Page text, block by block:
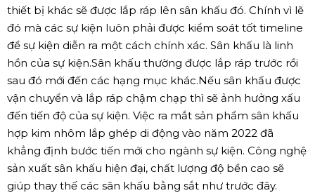
thiết bị khác sẽ được lắp ráp lên sân khấu đó. Chính vì lẽ
đó mà các sự kiện luôn phải được kiểm soát tốt timeline
để sự kiện diễn ra một cách chính xác. Sân khấu là linh
hồn của sự kiện.Sân khấu thường được lắp ráp trước rồi
sau đó mới đến các hạng mục khác.Nếu sân khấu được
vận chuyển và lắp ráp chậm chạp thì sẽ ảnh hưởng xấu
đến tiến độ của sự kiện. Việc ra mắt sản phẩm sân khấu
hợp kim nhôm lắp ghép di động vào năm 2022 đã
khẳng định bước tiến mới cho ngành sự kiện. Công nghệ
sản xuất sân khấu hiện đại, chất lượng độ bền cao sẽ
giúp thay thế các sân khấu bằng sắt như trước đây.